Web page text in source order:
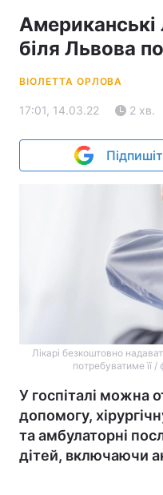
Американські
біля Львова
ВІОЛЕТТА ОРЛОВА
17:01, 14.03.22 2 хв.
Лікарі безкоштовно
потребуватиме її /
У госпіталі можна
допомогу,
та амбулаторні
дітей, включаючи